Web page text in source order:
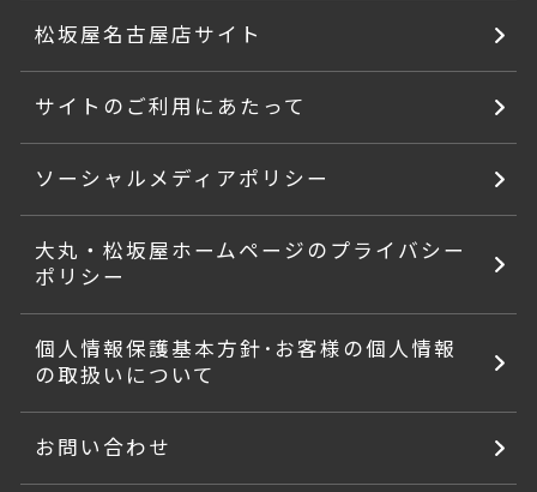
松坂屋名古屋店サイト
サイトのご利用にあたって
ソーシャルメディアポリシー
大丸・松坂屋ホームページのプライバシー
ポリシー
個人情報保護基本方針･お客様の個人情報
の取扱いについて
お問い合わせ